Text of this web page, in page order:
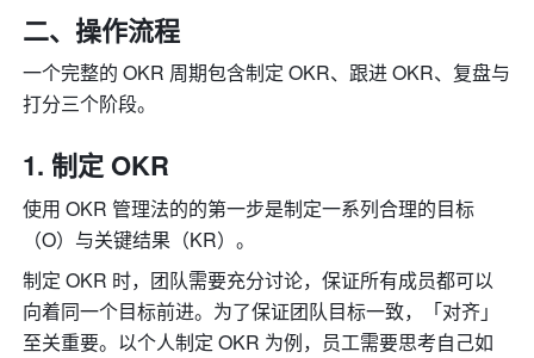
二、操作流程
一个完整的 OKR 周期包含制定 OKR、跟进 OKR、复盘与
打分三个阶段。
制定 OKR
使用 OKR 管理法的的第一步是制定一系列合理的目标
（O）与关键结果（KR）。
制定 OKR 时，团队需要充分讨论，保证所有成员都可以
向着同一个目标前进。为了保证团队目标一致，「对齐」
至关重要。以个人制定 OKR 为例，员工需要思考自己如